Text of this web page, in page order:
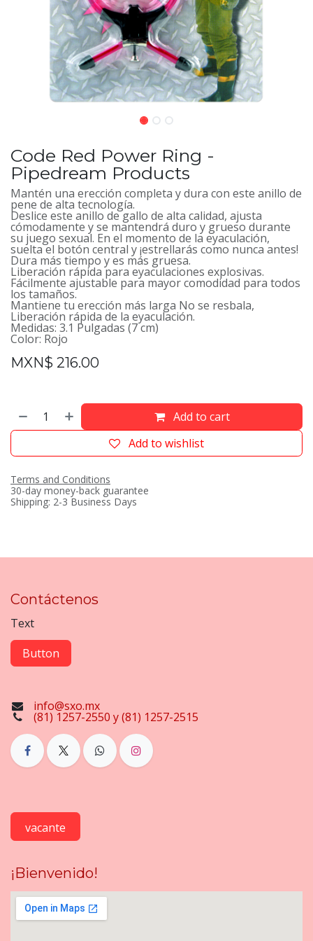
Code Red Power Ring -
Pipedream Products
Mantén una erección completa y dura con este anillo de
pene de alta tecnología.
Deslice este anillo de gallo de alta calidad, ajusta
cómodamente y se mantendrá duro y grueso durante
su juego sexual. En el momento de la eyaculación,
suelta el botón central y ¡estrellarás como nunca antes!
Dura más tiempo y es más gruesa.
Liberación rápida para eyaculaciones explosivas.
Fácilmente ajustable para mayor comodidad para todos
los tamaños.
Mantiene tu erección más larga No se resbala,
Liberación rápida de la eyaculación.
Medidas: 3.1 Pulgadas (7 cm)
Color: Rojo
MXN$ 216.00
Add to cart
Add to wishlist
Terms and Conditions
30-day money-back guarantee
Shipping: 2-3 Business Days
Contáctenos
Text
Button
info@sxo.mx
(81) 1257-2550 y (81) 1257-2515
vacante
¡Bienvenido!